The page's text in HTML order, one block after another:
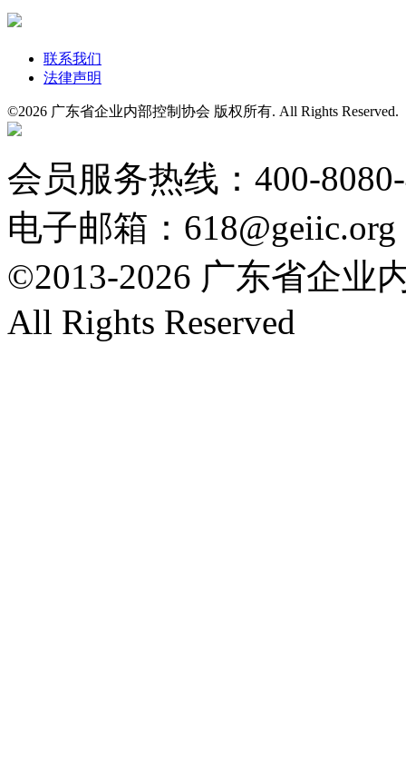
联系我们
法律声明
©2026 广东省企业内部控制协会 版权所有. All Rights
会员服务热线：400-
电子邮箱：618@geiic.org
©2013-2026 广东省企业
All Rights Reserved